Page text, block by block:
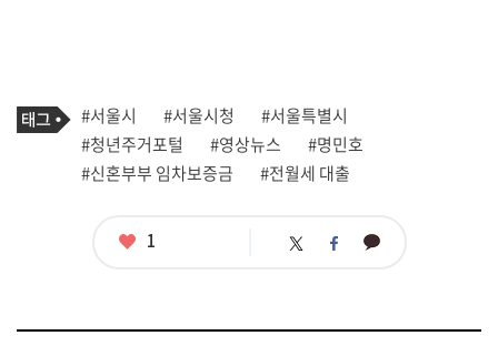
기
사
관
련
태
태
그
#서울시 #서울시청
#서울특별시
#청년주거포털
#영상뉴스
#명민호
#신혼부부 임차보증금
#전월세 대출
좋1 트 페 카